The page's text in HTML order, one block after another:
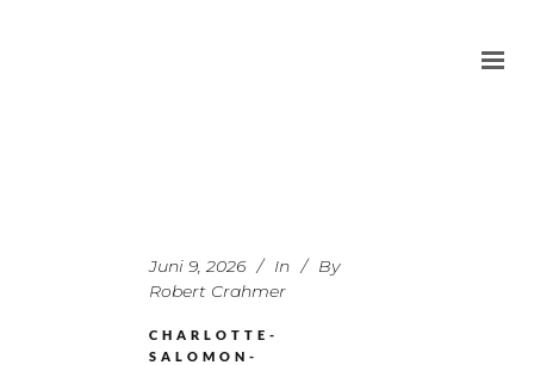
Juni 9, 2026 In
By
Robert Crahmer
CHARLOTTE-
SALOMON-